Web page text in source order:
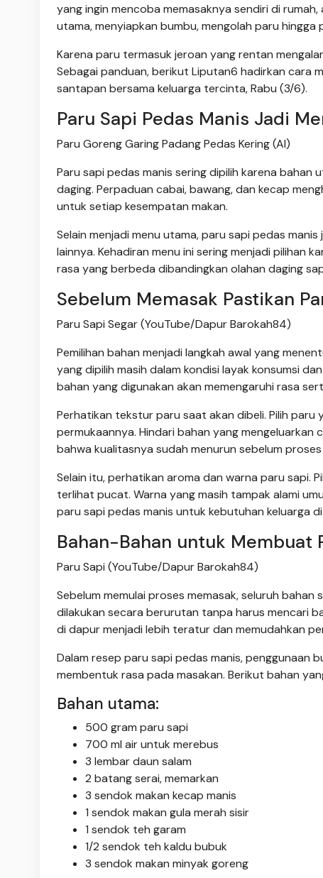
yang ingin mencoba memasaknya sendiri di
utama, menyiapkan bumbu, mengolah paru
Karena paru termasuk jeroan yang rentan
Sebagai panduan, berikut Liputan6 hadirkan cara
santapan bersama keluarga tercinta, Rabu (3/6).
Paru Sapi Pedas Manis Jadi
Paru Goreng Garing Padang Pedas Kering (AI)
Paru sapi pedas manis sering dipilih karena
daging. Perpaduan cabai, bawang, dan kecap
untuk setiap kesempatan makan.
Selain menjadi menu utama, paru sapi pedas
lainnya. Kehadiran menu ini sering menjadi pilihan
rasa yang berbeda dibandingkan olahan daging
Sebelum Memasak Pastikan
Paru Sapi Segar (YouTube/Dapur Barokah84)
Pemilihan bahan menjadi langkah awal yang
yang dipilih masih dalam kondisi layak konsumsi
bahan yang digunakan akan memengaruhi rasa
Perhatikan tekstur paru saat akan dibeli. Pilih
permukaannya. Hindari bahan yang
bahwa kualitasnya sudah menurun sebelum
Selain itu, perhatikan aroma dan warna paru sapi.
terlihat pucat. Warna yang masih tampak alami
paru sapi pedas manis untuk kebutuhan keluarga
Bahan-Bahan untuk Membuat
Paru Sapi (YouTube/Dapur Barokah84)
Sebelum memulai proses memasak, seluruh
dilakukan secara berurutan tanpa harus mencari
di dapur menjadi lebih teratur dan memudahkan
Dalam resep paru sapi pedas manis, penggunaan
membentuk rasa pada masakan. Berikut bahan
Bahan utama:
500 gram paru sapi
700 ml air untuk merebus
3 lembar daun salam
2 batang serai, memarkan
3 sendok makan kecap manis
1 sendok makan gula merah sisir
1 sendok teh garam
1/2 sendok teh kaldu bubuk
3 sendok makan minyak goreng